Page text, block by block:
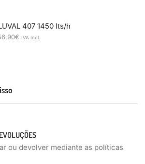
407 1450 lts/h
€ IVA Incl.
ou devolver mediante as políticas